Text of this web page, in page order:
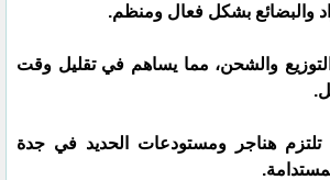
والبضائع بشكل فعال ومنظم.
والشحن، مما يساهم في تقليل وقت
تلتزم هناجر ومستودعات الحديد في جدة